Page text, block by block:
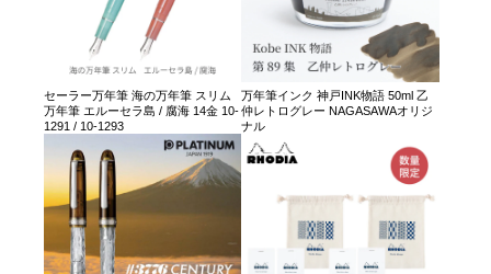
セーラー万年筆 海の万年筆 スリム
万年筆 エルーセラ島 / 腐海 14金 10-
1291 / 10-1293
万年筆インク 神戸INK物語 50ml 乙
仲レトログレー NAGASAWAオリジ
ナル